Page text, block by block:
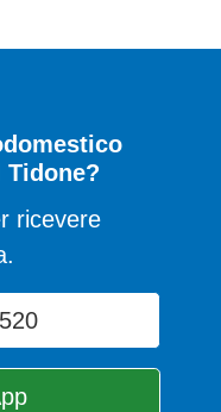
Tidone?
ricevere